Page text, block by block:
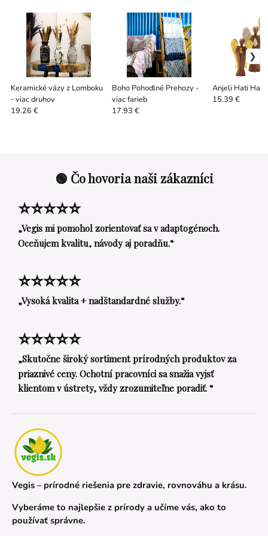
Keramické vázy z Lomboku
- viac druhov
19.26 €
Boho Pohodlné Prehozy -
viac farieb
17.93 €
Anjeli Hati Hati
15.39 €
🟢 Čo hovoria naši zákazníci
⭐⭐⭐⭐⭐
„Vegis mi pomohol zorientovať sa v adaptogénoch.
Oceňujem kvalitu, návody aj poradňu.“
⭐⭐⭐⭐⭐
„Vysoká kvalita + nadštandardné služby.“
⭐⭐⭐⭐⭐
„Skutočne široký sortiment prírodných produktov za
priaznivé ceny. Ochotní pracovníci sa snažia vyjsť
klientom v ústrety, vždy zrozumiteľne poradiť. “
Vegis – prírodné riešenia pre zdravie, rovnováhu a krásu.
Vyberáme to najlepšie z prírody a učíme vás, ako to
používať správne.